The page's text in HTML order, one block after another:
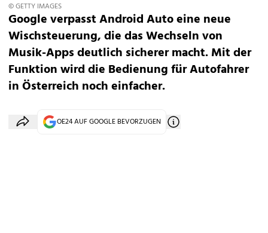
© GETTY IMAGES
Google verpasst Android Auto eine neue
Wischsteuerung, die das Wechseln von
Musik-Apps deutlich sicherer macht. Mit der
Funktion wird die Bedienung für Autofahrer
in Österreich noch einfacher.
OE24 AUF GOOGLE BEVORZUGEN